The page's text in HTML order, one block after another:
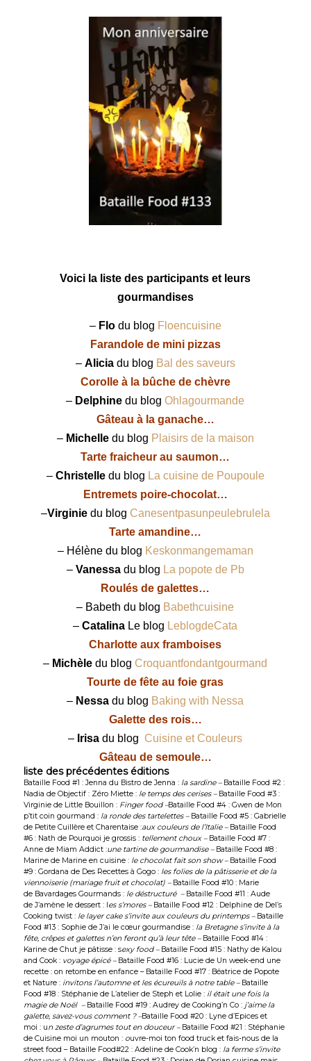
Voici la liste des participants et leurs
gourmandises
– Flodu blog Floencuisine
Farandole de mini pizzas
– Aliciadu blog Bal des saveurs
Corolle à la bûche de chèvre
– Delphine du blogOhlagourmande
Gâteau à la ganache…
– Michelledu blog Plaisirs de la maison
Tarte fraicheur au saumon…
– Christelledu blog La cuisine de Poupoule
Entremets poire-chocolat…
–Virginiedu blog Canesentpasunpeulebrulela
Tarte amandine…
– Hélène du blog Keskonmangemaman
– Vanessadu blog La popote de Pb
Roulés de galettes…
– Babeth du blog Babethcuisine
–Catalina Le blog LeblogdeCata
Charlotte aux framboises
– Michèle du blogCroquantfondantgourmand
Tourte de fête au foie gras
– Nessa du blog Baking with Nessa
Galette des rois…
– Irisa du blogCuisine et Couleurs
Gâteau de semoule…
liste des précédentes éditions
Bataille Food #1 : Jenna du Bistro de Jenna : la sardine – Bataille Food #2 :
Nadia de Objectif : Zéro Miette: le temps des cerises – Bataille Food #3 :
Virginie de Little Bouillon : Finger food –Bataille Food #4 : Gwen de Mon
p’tit coin gourmand : la ronde des tartelettes – Bataille Food #5 : Gabrielle
de Petite Cuillère et Charentaise:aux couleurs de l’Italie – Bataille Food
#6 : Nath de Pourquoi je grossis: tellement choux – Bataille Food #7 :
Anne de Miam Addict:une tartine de gourmandise – Bataille Food #8 :
Marine de Marine en cuisine: le chocolat fait son show – Bataille Food
#9 : Gordana de Des Recettes à Gogo: les folies de la pâtisserie et de la
viennoiserie (mariage fruit et chocolat) – Bataille Food #10 : Marie
de Bavardages Gourmands :le déstructuré – Bataille Food #11 : Aude
deJ’amène le dessert: les s’mores – Bataille Food #12 : Delphine de Del’s
Cooking twist: le layer cake s’invite aux couleurs du printemps – Bataille
Food #13 : Sophie deJ’ai le cœur gourmandise: la Bretagne s’invite à la
fête, crêpes et galettes n’en feront qu’à leur tête – Bataille Food #14 :
Karine de Chut je pâtisse: sexy food – Bataille Food #15 : Nathy de Kalou
and Cook: voyage épicé – Bataille Food #16 : Lucie de Un week-end une
recette: on retombe en enfance – Bataille Food #17 : Béatrice de Popote
et Nature: invitons l’automne et les écureuils à notre table – Bataille
Food #18 : Stéphanie de L’atelier de Steph et Lolie: il était une fois la
magie de Noël – Bataille Food #19 : Audrey de Cooking’n Co: j’aime la
galette, savez-vous comment ? –Bataille Food #20 : Lyne d’Epices et
moi : un zeste d’agrumes tout en douceur – Bataille Food #21 : Stéphanie
de Cuisine moi un mouton : ouvre-moi ton food truck et fais-nous de la
street food – Bataille Food#22 : Adeline de Cook’n blog : la ferme s’invite